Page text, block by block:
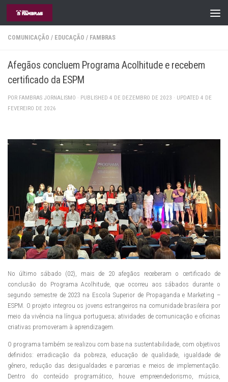
Skip to content
COMUNICAÇÃO / EDUCAÇÃO / FAMBRAS
Afegãos concluem Programa Acolhitude e recebem
certificado da ESPM
POR FAMBRAS JORNALISMO · PUBLISHED 4 DE DEZEMBRO DE 2023 · UPDATED 4 DE
FEVEREIRO DE 2026
No último sábado (02), mais de 20 afegãos receberam o certificado de
conclusão do Programa Acolhitude, que ocorreu aos sábados durante o
segundo semestre de 2023 na Escola Superior de Propaganda e Marketing –
ESPM. O projeto integrou os jovens estrangeiros na comunidade brasileira por
meio da vivência na língua portuguesa; atividades de comunicação e oficinas
criativas promoveram à aprendizagem.
O programa também se realizou com base na sustentabilidade, com objetivos
definidos: erradicação da pobreza, educação de qualidade, igualdade de
gênero, redução das desigualdades e parcerias e meios de implementação.
Dentro do conteúdo programático, houve empreendedorismo, música,